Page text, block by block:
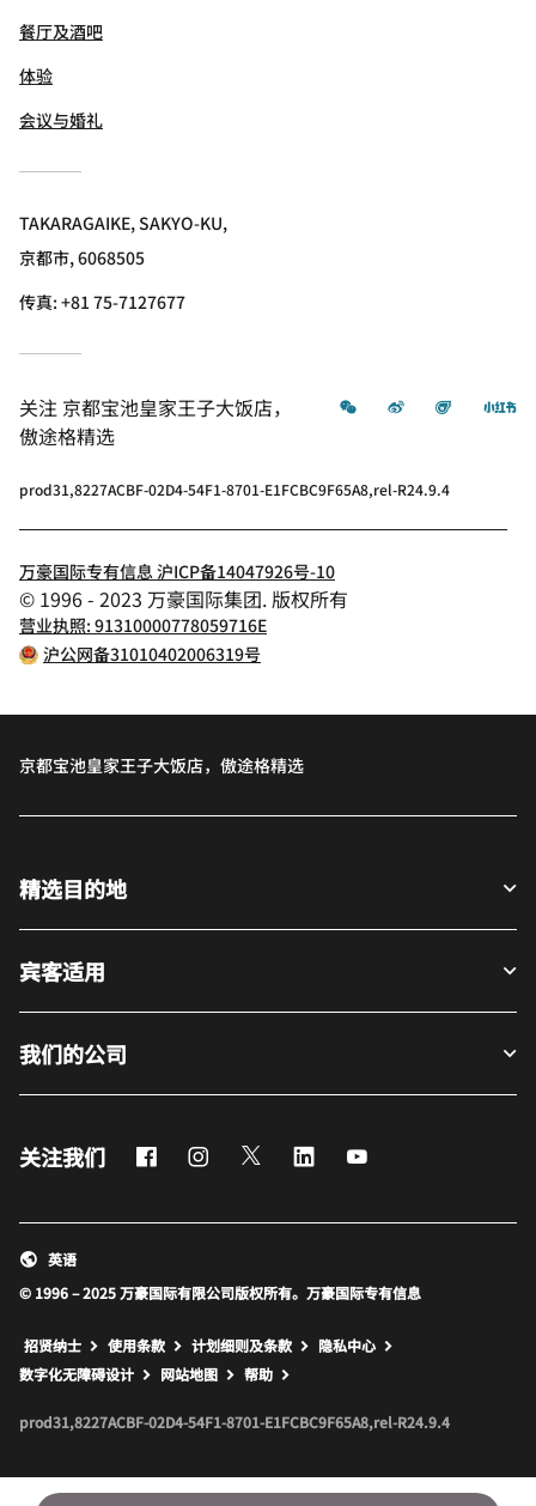
餐厅及酒吧
体验
会议与婚礼
TAKARAGAIKE, SAKYO-KU,
京都市, 6068505
传真:+81 75-7127677
关注 京都宝池皇家王子大饭店，
傲途格精选
微信 微博 飞猪
prod31,8227ACBF-02D4-54F1-8701-E1FCBC9F65A8,rel-R24.9.4
万豪国际专有信息 沪ICP备14047926号-10
© 1996 - 2023 万豪国际集团. 版权所有
营业执照: 91310000778059716E
沪公网备31010402006319号
京都宝池皇家王子大饭店，傲途格精选
精选目的地
宾客适用
我们的公司
关注我们 FacebookInstagram
Twitter LinkedIn
© 1996 – 2025 万豪国际有限公司版权所有。万豪国际专有信息
英语
招贤纳士 使用条款 计划细则及条款
隐私中心
数字化无障碍设计
网站地图 打开新窗口
帮助
prod31,8227ACBF-02D4-54F1-8701-E1FCBC9F65A8,rel-R24.9.4